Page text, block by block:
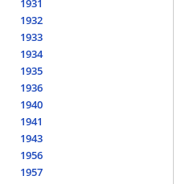
1931
1932
1933
1934
1935
1936
1940
1941
1943
1956
1957